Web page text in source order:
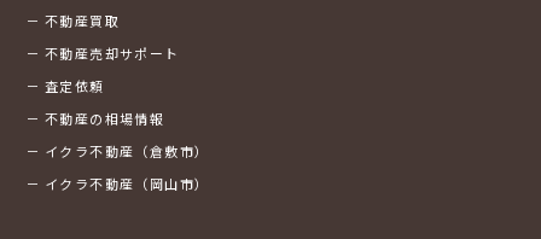
不動産買取
不動産売却サポート
査定依頼
不動産の相場情報
イクラ不動産（倉敷市）
イクラ不動産（岡山市）